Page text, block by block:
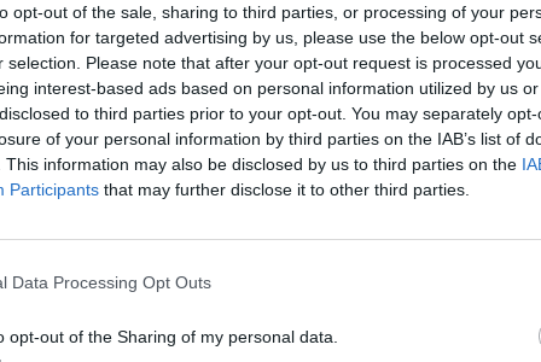
opt-out of the sale, sharing to third parties, or processing of your
for targeted advertising by us, please use the below opt-out
selection. Please note that after your opt-out request is processed
interest-based ads based on personal information utilized by us
to third parties prior to your opt-out. You may separately
of your personal information by third parties on the IAB’s list of
This information may also be disclosed by us to third parties on the
Participants that may further disclose it to other third parties.
Data Processing Opt Outs
opt-out of the Sharing of my personal data.
НОВИНИ »
Последвайте ни във
facebook